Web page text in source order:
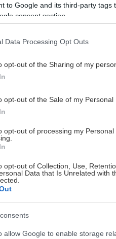
to Google and its third-party
consent section.
Data Processing Opt Outs
opt-out of the Sharing of my
opt-out of the Sale of my Personal
opt-out of processing my Personal
opt-out of Collection, Use,
Data that Is Unrelated with
allow Google to enable storage
τη φορά παντού,
Είναι όμως